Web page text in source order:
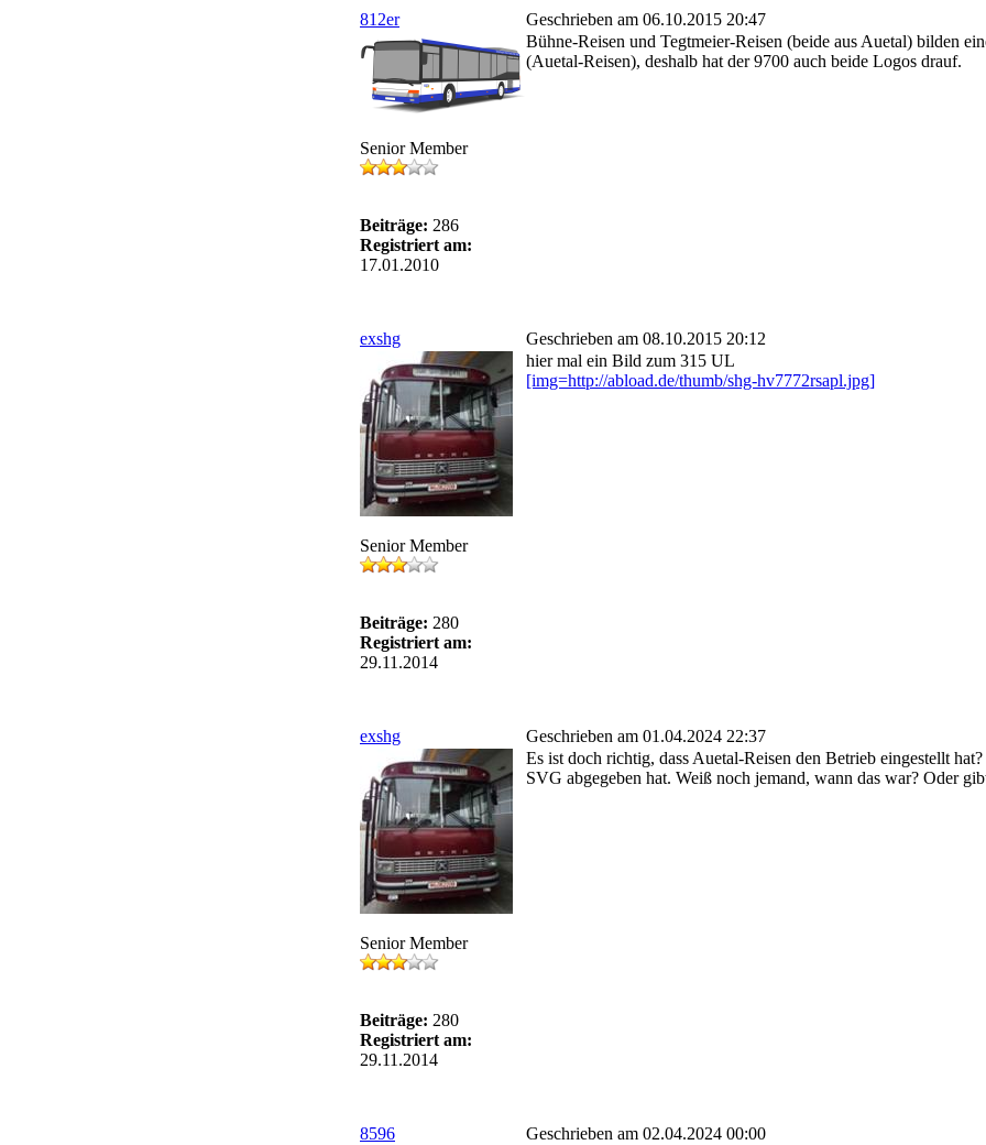
812er Geschrieben am 06.10.2015 20:47
Senior Member
Beiträge: 286
Registriert am:
17.01.2010
Bühne-Reisen und Tegtmeier-Reisen (beide aus Auetal) bilden
(Auetal-Reisen), deshalb hat der 9700 auch beide Logos drauf.
exshg Geschrieben am 08.10.2015 20:12
Senior Member
Beiträge: 280
Registriert am:
29.11.2014
hier mal ein Bild zum 315 UL
[img=http://abload.de/thumb/shg-hv7772rsapl.jpg]
exshg Geschrieben am 01.04.2024 22:37
Senior Member
Beiträge: 280
Registriert am:
29.11.2014
Es ist doch richtig, dass Auetal-Reisen den Betrieb eingestellt
SVG abgegeben hat. Weiß noch jemand, wann das war? Oder
8596 Geschrieben am 02.04.2024 00:00